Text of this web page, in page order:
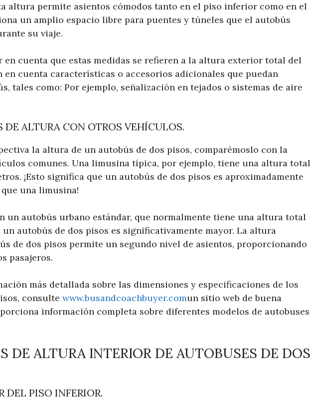
altura permite asientos cómodos tanto en el piso inferior como en el
un amplio espacio libre para puentes y túneles que el autobús
su viaje.
en cuenta que estas medidas se refieren a la altura exterior total del
en cuenta características o accesorios adicionales que puedan
tales como: Por ejemplo, señalización en tejados o sistemas de aire
DE ALTURA CON OTROS VEHÍCULOS.
la altura de un autobús de dos pisos, comparémoslo con la
comunes. Una limusina típica, por ejemplo, tiene una altura total
¡Esto significa que un autobús de dos pisos es aproximadamente
una limusina!
un autobús urbano estándar, que normalmente tiene una altura total
un autobús de dos pisos es significativamente mayor. La altura
de dos pisos permite un segundo nivel de asientos, proporcionando
pasajeros.
más detallada sobre las dimensiones y especificaciones de los
consulte www.busandcoachbuyer.comun sitio web de buena
información completa sobre diferentes modelos de autobuses
DE ALTURA INTERIOR DE AUTOBUSES DE DOS
DEL PISO INFERIOR.